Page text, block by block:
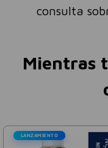
consulta
Mientras
LANZAMIENTO